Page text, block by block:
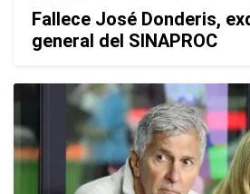
Fallece José Donderis,
general del SINAPROC